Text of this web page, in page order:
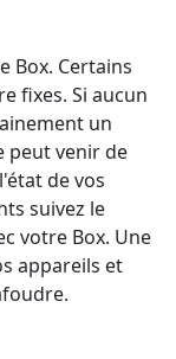
Box. Certains
fixes. Si aucun
un
peut venir de
de vos
suivez le
votre Box. Une
appareils et